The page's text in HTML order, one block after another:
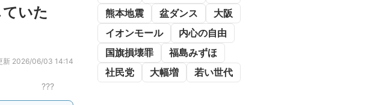
いた
新 2026/06/03 14:14
???
熊本地震
盆ダンス
大阪
イオンモール
内心の自由
国旗損壊罪
福島みずほ
社民党
大幅増 若い世代